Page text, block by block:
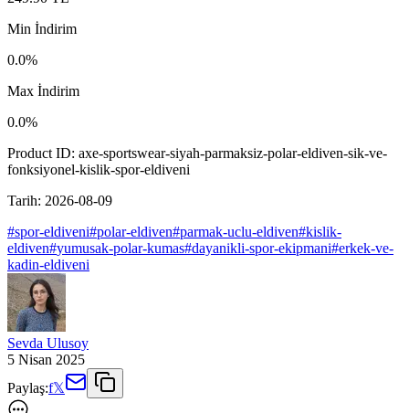
Min İndirim
0.0%
Max İndirim
0.0%
Product ID: axe-sportswear-siyah-parmaksiz-polar-eldiven-sik-ve-
fonksiyonel-kislik-spor-eldiveni
Tarih: 2026-08-09
#spor-eldiveni#polar-eldiven#parmak-uclu-eldiven#kislik-
eldiven#yumusak-polar-kumas#dayanikli-spor-ekipmani#erkek-ve-
kadin-eldiveni
Sevda Ulusoy
5 Nisan 2025
Paylaş:f𝕏